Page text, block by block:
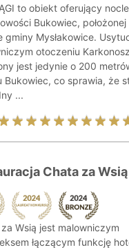
to obiekt oferujący
Bukowiec, położonej
gminy Mysłakowice.
otoczeniu
jest jedynie o 200
Bukowiec, co sprawia, że
...
Chata za Wsią
Wsią jest malowniczym
łączącym funkcję